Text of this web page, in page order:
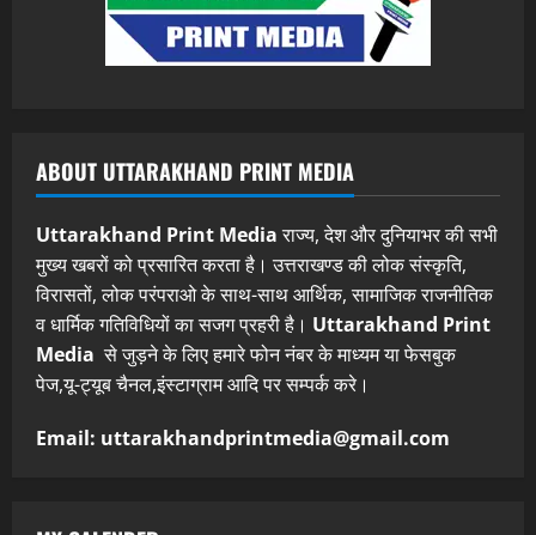
ABOUT UTTARAKHAND PRINT MEDIA
Uttarakhand Print Mediaराज्य, देश और दुनियाभर की सभी
मुख्य खबरों को प्रसारित करता है। उत्तराखण्ड की लोक संस्कृति,
विरासतों, लोक परंपराओ के साथ-साथ आर्थिक, सामाजिक राजनीतिक
व धार्मिक गतिविधियों का सजग प्रहरी है। Uttarakhand Print
Media से जुड़ने के लिए हमारे फोन नंबर के माध्यम या फेसबुक
पेज,यू-ट्यूब चैनल,इंस्टाग्राम आदि पर सम्पर्क करे।
Email: uttarakhandprintmedia@gmail.com